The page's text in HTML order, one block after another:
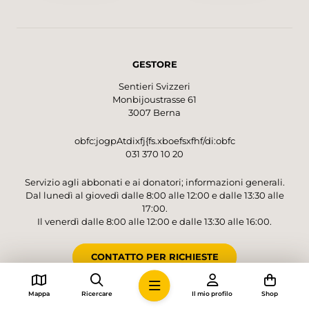
plötzlich der Autobahneinfahrt von St-Ursanne
gegenüber. Ein kurzer, lauter Abschnitt, bevor
die Wanderung mit dem imposanten
Eisenbahnviadukt Combe Maran, der
weiter flussabwärts gelegenen Altstädtchen
nochmals einige Höhepunkte liefert.
GESTORE
Sentieri Svizzeri
Monbijoustrasse 61
3007 Berna
obfc:jogpAtdixfj{fs.xboefsxfhf/di:obfc
031 370 10 20
Servizio agli abbonati e ai donatori; informazioni generali.
Dal lunedì al giovedì dalle 8:00 alle 12:00 e dalle 13:30 alle
17:00.
Il venerdì dalle 8:00 alle 12:00 e dalle 13:30 alle 16:00.
CONTATTO PER RICHIESTE
Mappa Ricercare Il mio profilo Shop